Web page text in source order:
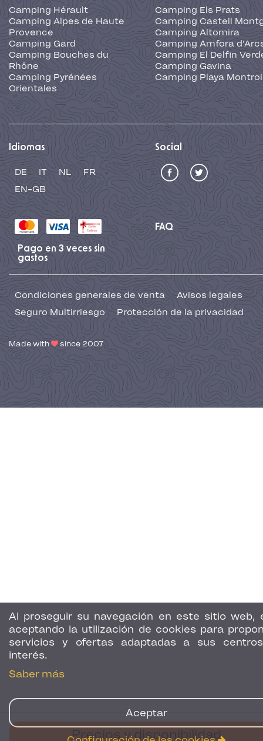
Precios y disponibilidad
Al proseguir su navegación en este sitio web,
aceptando la utilización de cookies para
servicios y ofertas adaptadas a sus
interés.
Saber más
Aceptar
Camping Hérault
Camping Alpes de Haute
Provence
Camping Gard
Camping Bouches du
Rhône
Camping Pyrénées
Orientales
Camping Els Prats
Camping Castell
Camping Altomira
Camping Amfora
Camping El Delfin
Camping Gavina
Camping Playa
Idiomas
DE IT NL
FR
EN-GB
Social
FAQ
Pago en 3 veces sin
gastos
Condiciones generales de venta
Avisos legales
Seguro Multirriesgo
Protección de la privacidad
Made with since 2007